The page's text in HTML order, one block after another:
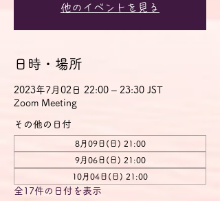
他のイベントを見る
日時・場所
2023年7月02日 22:00 – 23:30 JST
Zoom Meeting
その他の日付
8月09日(日) 21:00
9月06日(日) 21:00
10月04日(日) 21:00
全17件の日付を表示